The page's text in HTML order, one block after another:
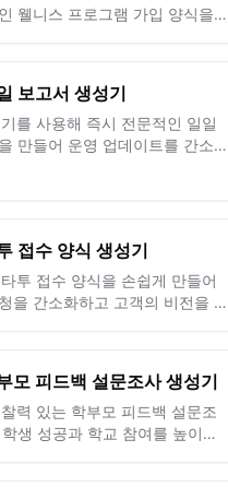
웰니스 프로그램 가입 양식을
보고서 생성기
를 사용해 즉시 전문적인 일일
만들어 운영 업데이트를 간소화
접수 양식 생성기
투 접수 양식을 손쉽게 만들어
을 간소화하고 고객의 비전을 완
모 피드백 설문조사 생성기
력 있는 학부모 피드백 설문조
생 성공과 학교 참여를 높이는